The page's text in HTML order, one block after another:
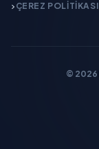
ÇEREZ POLITIKASI
© 2026